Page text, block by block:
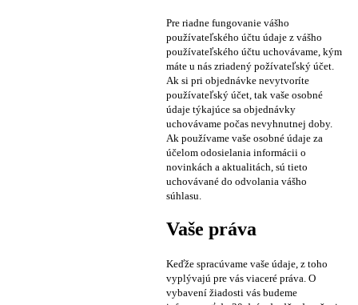
Pre riadne fungovanie vášho
používateľského účtu údaje z vášho
používateľského účtu uchovávame, kým
máte u nás zriadený požívateľský účet.
Ak si pri objednávke nevytvoríte
používateľský účet, tak vaše osobné
údaje týkajúce sa objednávky
uchovávame počas nevyhnutnej doby.
Ak používame vaše osobné údaje za
účelom odosielania informácii o
novinkách a aktualitách, sú tieto
uchovávané do odvolania vášho
súhlasu.
Vaše práva
Keďže spracúvame vaše údaje, z toho
vyplývajú pre vás viaceré práva. O
vybavení žiadosti vás budeme